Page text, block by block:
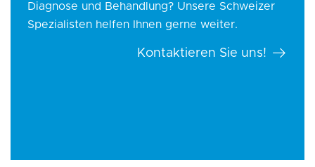
Diagnose und Behandlung? Unsere Schweizer
Spezialisten helfen Ihnen gerne weiter.
Kontaktieren Sie uns!